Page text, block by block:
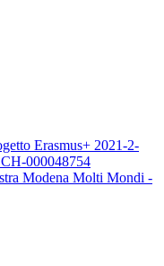
Erasmus+ 2021-2-
000048754
Modena Molti Mondi -